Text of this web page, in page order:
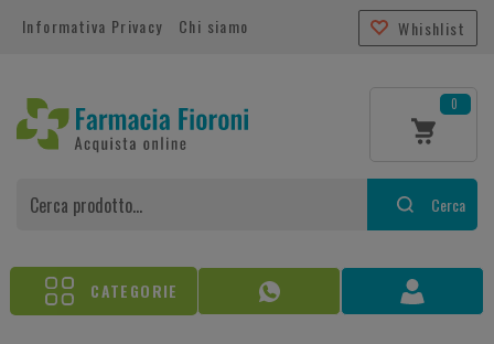
Informativa Privacy Chi siamo Whishlist
0
Cerca
CATEGORIE